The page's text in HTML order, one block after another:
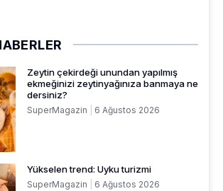
Zeytin çekirdeği unundan yapılmış
ekmeğinizi zeytinyağınıza banmaya ne
dersiniz?
SuperMagazin 6 Ağustos 2026
Yükselen trend: Uyku turizmi
SuperMagazin 6 Ağustos 2026